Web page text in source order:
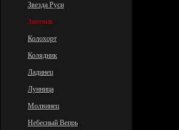
Звезда Руси
Змеевик
Колохорт
Колядник
Ладинец
Лунница
Молвинец
Небесный Вепрь